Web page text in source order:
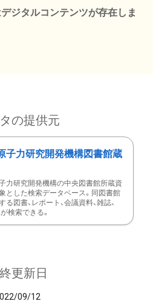
ジタルコンテンツが存在しま
の提供元
子力研究開発機構図書館蔵
力研究開発機構の中央図書館所蔵資
とした検索データベース。同図書館
る図書、レポート、会議資料、雑誌、
検索できる。
更新日
09/12